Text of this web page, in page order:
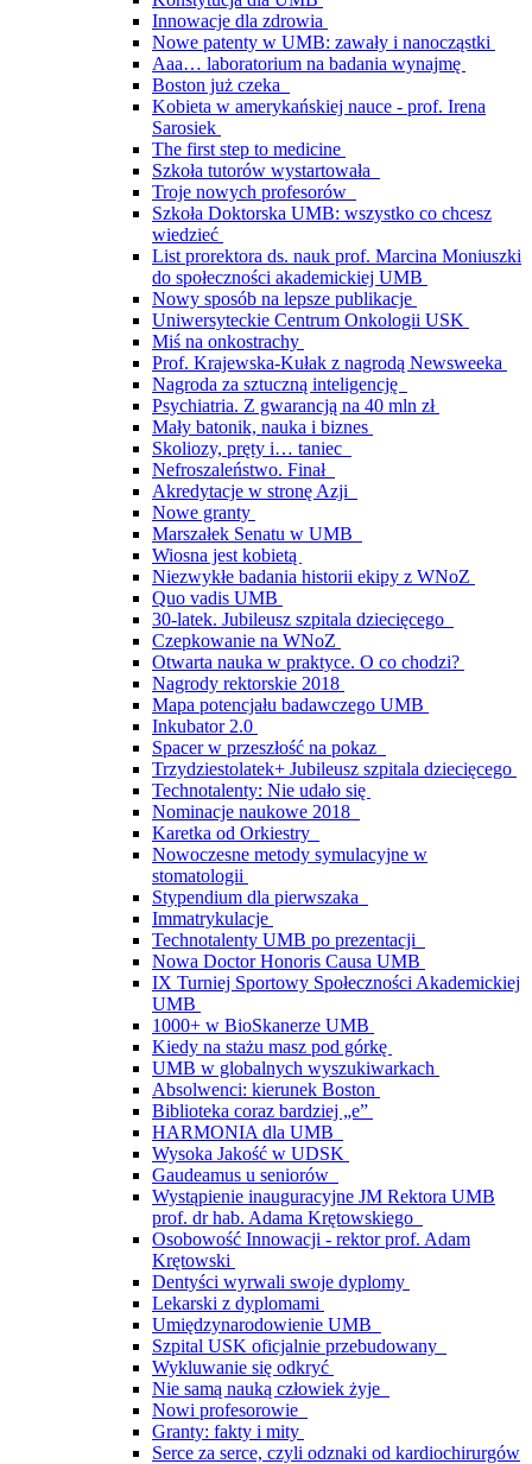
Innowacje dla zdrowia
Nowe patenty w UMB: zawały i nanocząstki
Aaa… laboratorium na badania wynajmę
Boston już czeka
Kobieta w amerykańskiej nauce - prof. Irena
Sarosiek
The first step to medicine
Szkoła tutorów wystartowała
Troje nowych profesorów
Szkoła Doktorska UMB: wszystko co chcesz
wiedzieć
List prorektora ds. nauk prof. Marcina Moniuszki
do społeczności akademickiej UMB
Nowy sposób na lepsze publikacje
Uniwersyteckie Centrum Onkologii USK
Miś na onkostrachy
Prof. Krajewska-Kułak z nagrodą Newsweeka
Nagroda za sztuczną inteligencję
Psychiatria. Z gwarancją na 40 mln zł
Mały batonik, nauka i biznes
Skoliozy, pręty i… taniec
Nefroszaleństwo. Finał
Akredytacje w stronę Azji
Nowe granty
Marszałek Senatu w UMB
Wiosna jest kobietą
Niezwykłe badania historii ekipy z WNoZ
Quo vadis UMB
30-latek. Jubileusz szpitala dziecięcego
Czepkowanie na WNoZ
Otwarta nauka w praktyce. O co chodzi?
Nagrody rektorskie 2018
Mapa potencjału badawczego UMB
Inkubator 2.0
Spacer w przeszłość na pokaz
Trzydziestolatek+ Jubileusz szpitala dziecięcego
Technotalenty: Nie udało się
Nominacje naukowe 2018
Karetka od Orkiestry
Nowoczesne metody symulacyjne w
stomatologii
Stypendium dla pierwszaka
Immatrykulacje
Technotalenty UMB po prezentacji
Nowa Doctor Honoris Causa UMB
IX Turniej Sportowy Społeczności Akademickiej
UMB
1000+ w BioSkanerze UMB
Kiedy na stażu masz pod górkę
UMB w globalnych wyszukiwarkach
Absolwenci: kierunek Boston
Biblioteka coraz bardziej „e”
HARMONIA dla UMB
Wysoka Jakość w UDSK
Gaudeamus u seniorów
Wystąpienie inauguracyjne JM Rektora UMB
prof. dr hab. Adama Krętowskiego
Osobowość Innowacji - rektor prof. Adam
Krętowski
Dentyści wyrwali swoje dyplomy
Lekarski z dyplomami
Umiędzynarodowienie UMB
Szpital USK oficjalnie przebudowany
Wykluwanie się odkryć
Nie samą nauką człowiek żyje
Nowi profesorowie
Granty: fakty i mity
Serce za serce, czyli odznaki od kardiochirurgów